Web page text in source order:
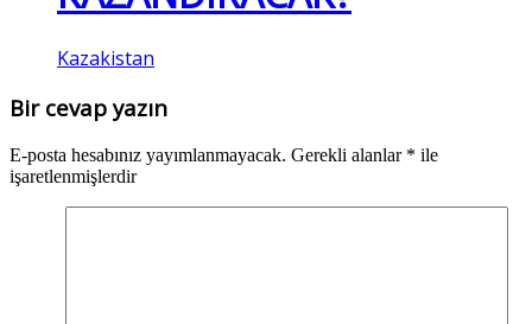
Kazakistan
Bir cevap yazın
E-posta hesabınız yayımlanmayacak. Gerekli alanlar * ile
işaretlenmişlerdir